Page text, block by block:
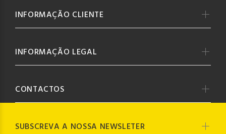
SUBSCREVA A NOSSA NEWSLETER
INFORMAÇÃO CLIENTE
INFORMAÇÃO LEGAL
CONTACTOS